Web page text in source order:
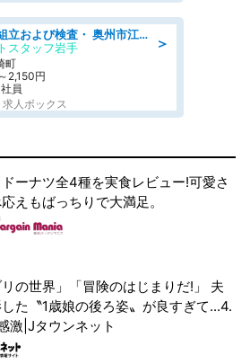
＞
製品の梱包・組立および検査・ 奥州市江刺/大手企業で長期安定 梱包・検査・組立/半年経過毎に5万円の報奨金有
スタッフ岩手
町
2,150円
員
人ボックス
ドーナツ全4種を実食レビュー!可愛さ
えもばっちりで大満足。
リの世界」「冒険のはじまりだ!」 夫
た〝1歳娘の後ろ姿〟が良すぎて...4.
激|Jタウンネット